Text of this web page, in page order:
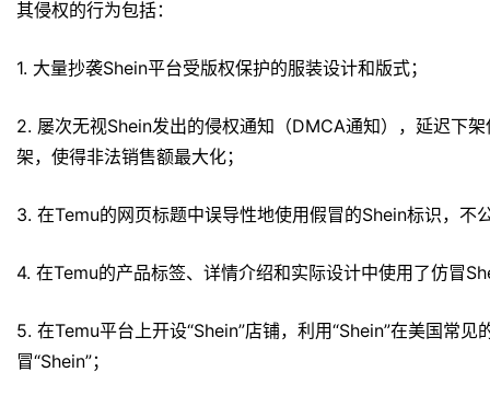
其侵权的行为包括：
1. 大量抄袭Shein平台受版权保护的服装设计和版式；
2. 屡次无视Shein发出的侵权通知（DMCA通知），延迟下
架，使得非法销售额最大化；
3. 在Temu的网页标题中误导性地使用假冒的Shein标识，不
4. 在Temu的产品标签、详情介绍和实际设计中使用了仿冒
5. 在Temu平台上开设“Shein”店铺，利用“Shein”在美国常
冒“Shein”；